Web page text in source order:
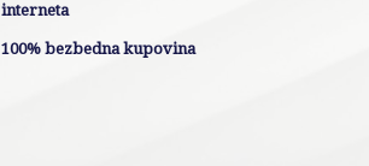
interneta
100% bezbedna kupovina